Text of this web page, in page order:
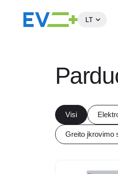
LT
Visi
Greito įkrovimo